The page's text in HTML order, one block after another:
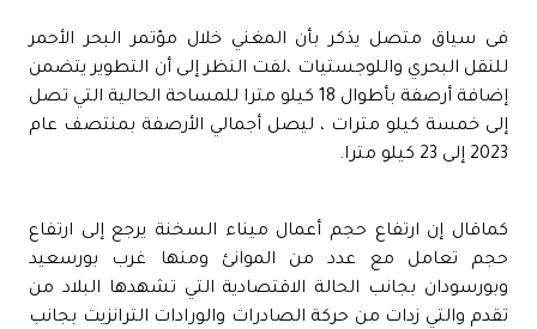
فى سياق متصل يذكر بأن المغني خلال مؤتمر البحر الأحمر
للنقل البحري واللوجستيات ،لفت النظر إلى أن التطوير يتضمن
إضافة أرصفة بأطوال 18 كيلو مترا للمساحة الحالية التي تصل
إلى خمسة كيلو مترات ، ليصل أجمالي الأرصفة بمنتصف عام
2023 إلى 23 كيلو مترا.
كماقال إن ارتفاع حجم أعمال ميناء السخنة يرجع إلى ارتفاع
حجم تعامل مع عدد من الموانئ ومنها غرب بورسعيد
وبورسودان بجانب الحالة الاقتصادية التي تشهدها البلاد من
تقدم والتي زدات من حركة الصادرات والورادات الترانزيت بجانب